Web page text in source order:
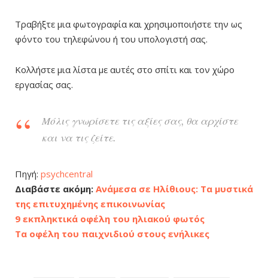
Τραβήξτε μια φωτογραφία και χρησιμοποιήστε την ως
φόντο του τηλεφώνου ή του υπολογιστή σας.
Κολλήστε μια λίστα με αυτές στο σπίτι και τον χώρο
εργασίας σας.
Μόλις γνωρίσετε τις αξίες σας, θα αρχίστε
και να τις ζείτε.
Πηγή: psychcentral
Διαβάστε ακόμη: Ανάμεσα σε Ηλίθιους: Τα μυστικά
της επιτυχημένης επικοινωνίας
9 εκπληκτικά οφέλη του ηλιακού φωτός
Τα οφέλη του παιχνιδιού στους ενήλικες